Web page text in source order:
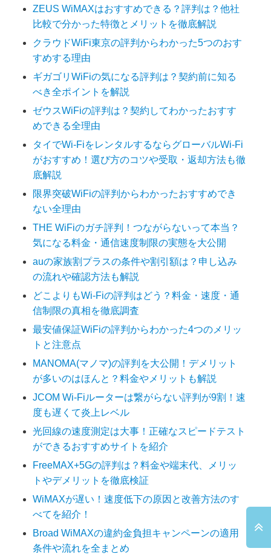
ZEUS WiMAXはおすすめできる？評判は？他社
比較で分かった特徴とメリットを徹底解説
クラウドWiFi東京の評判からわかった5つのおす
すめする理由
ギガゴリWiFiの気になる評判は？契約前に知る
べき全ポイントを解説
ゼウスWiFiの評判は？契約してわかったおすす
めできる全理由
タイでWi-FiをレンタルするならグローバルWi-Fi
がおすすめ！選び方のコツや受取・返却方法も徹
底解説
限界突破WiFiの評判からわかったおすすめでき
ない全理由
THE WiFiのガチ評判！つながらないって本当？
気になる料金・通信速度制限の実態を大公開
auの家族割プラスの条件や割引額は？申し込み
の流れや確認方法も解説
どこよりもWi-Fiの評判はどう？料金・速度・通
信制限の真相を徹底調査
最安値保証WiFiの評判からわかった4つのメリッ
トと注意点
MANOMA(マノマ)の評判を大公開！デメリット
が多いのはほんと？料金やメリットも解説
JCOM Wi-Fiルーターは繋がらない評判が9割！速
度も遅くて炎上レベル
光回線の速度測定は大事！正確なスピードテスト
ができるおすすめサイトを紹介
FreeMAX+5Gの評判は？料金や端末代、メリッ
トやデメリットを徹底検証
WiMAXが遅い！速度低下の原因と改善方法のす
べてを紹介！
Broad WiMAXの違約金負担キャンペーンの適用
条件や流れを全まとめ